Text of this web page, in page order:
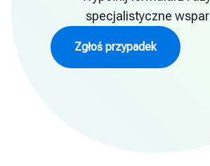
specjalistyczne
Zgłoś przypadek